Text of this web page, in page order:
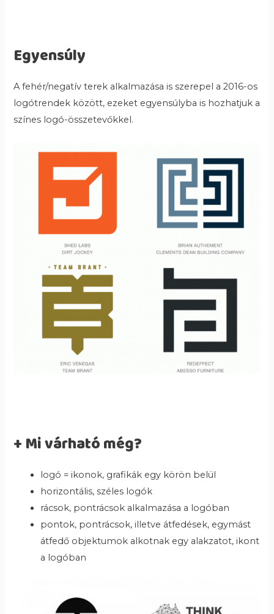
Egyensúly
A fehér/negatív terek alkalmazása is szerepel a 2016-os
logótrendek között, ezeket egyensúlyba is hozhatjuk a
színes logó-összetevőkkel.
+ Mi várható még?
logó = ikonok, grafikák egy körön belül
horizontális, széles logók
rácsok, pontrácsok alkalmazása a logóban
pontok, pontrácsok, illetve átfedések, egymást
átfedő objektumok alkotnak egy alakzatot, ikont
a logóban